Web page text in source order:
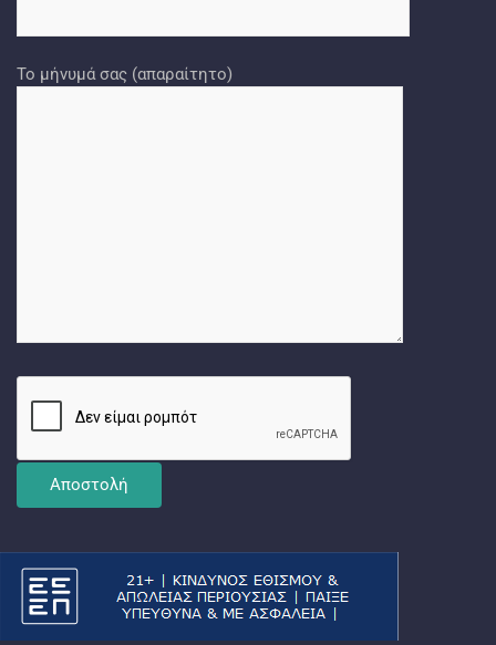
Το μήνυμά σας (απαραίτητο)